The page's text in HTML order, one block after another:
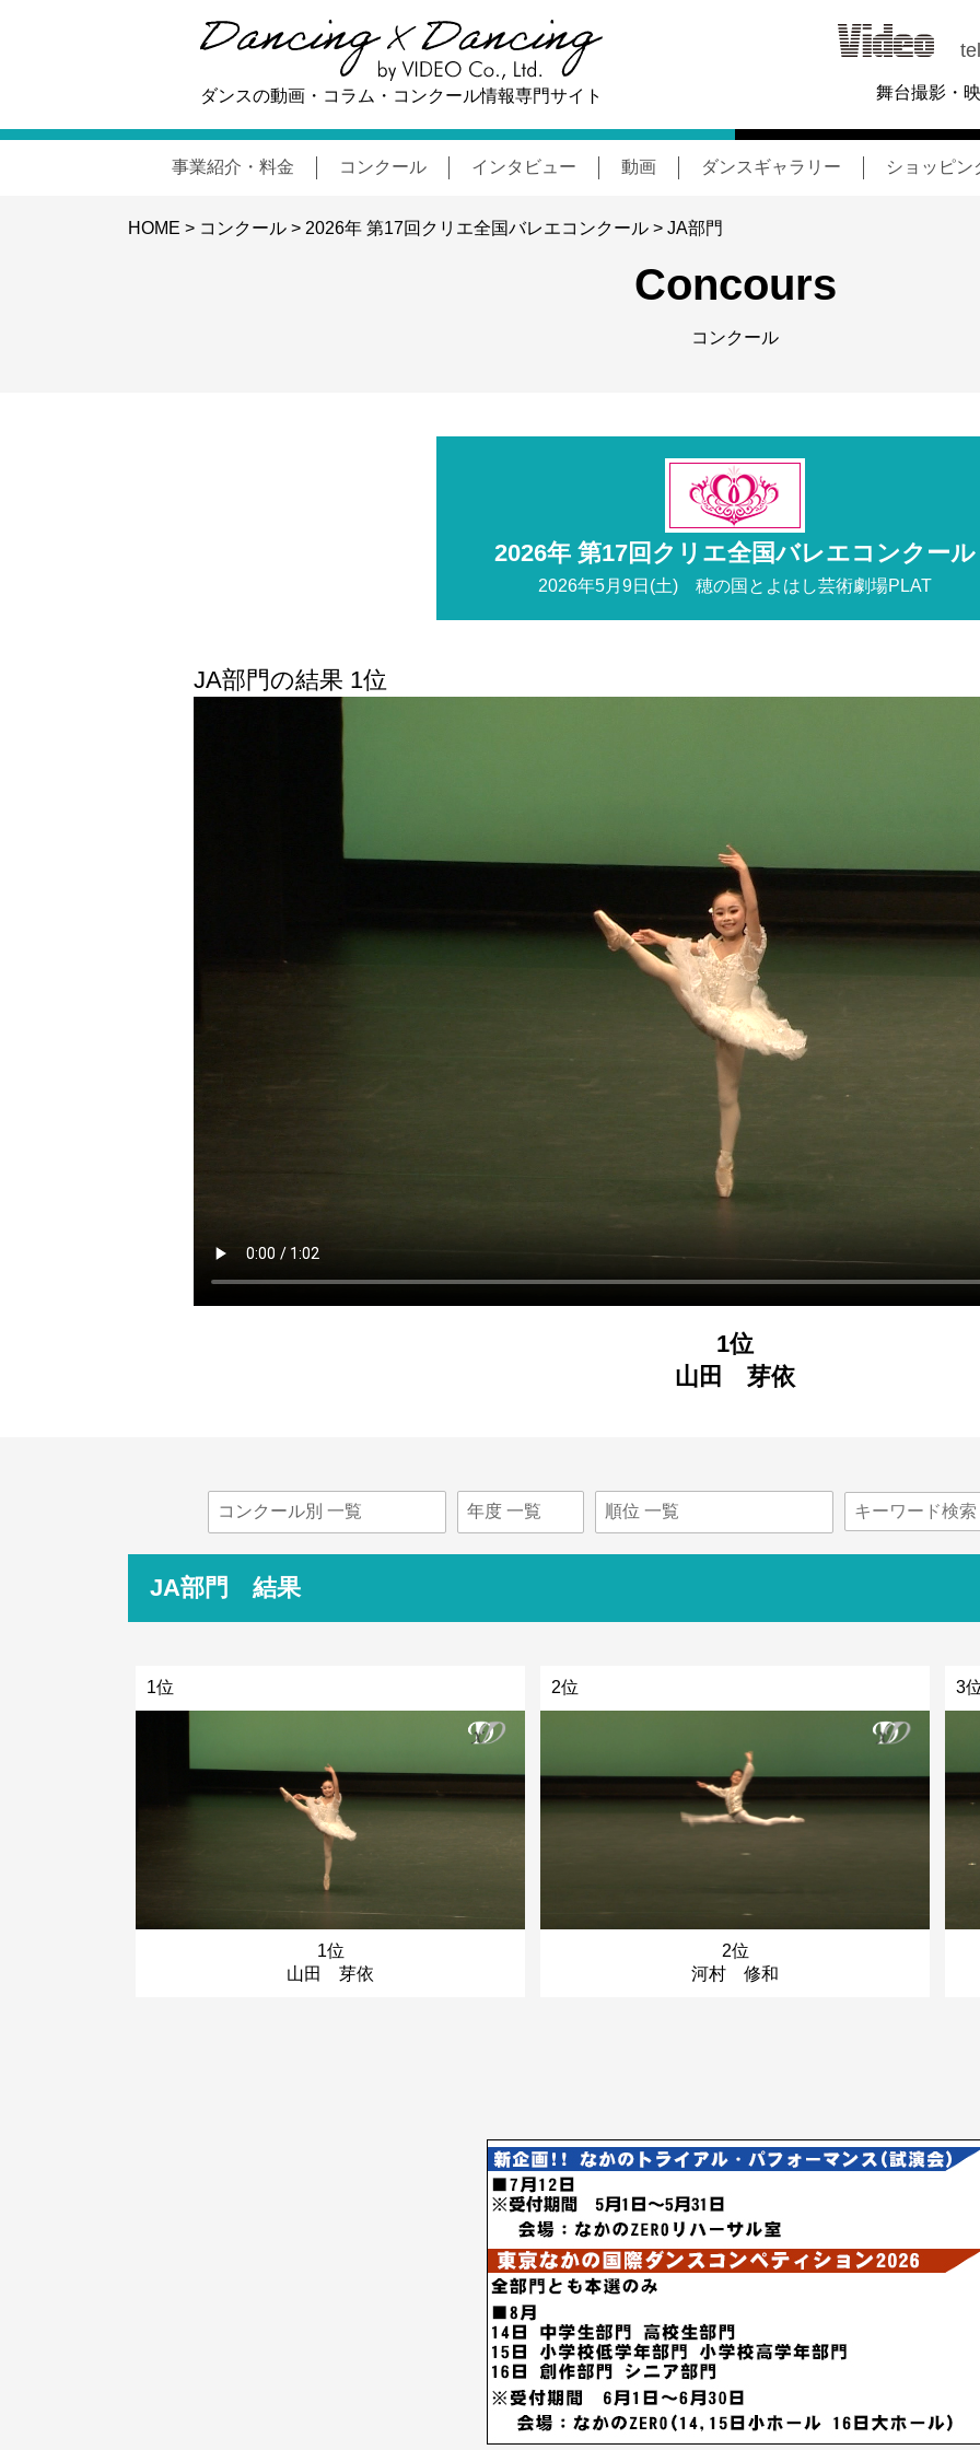
ダンスの動画・コラム・コンクール情報専門サイト 舞台撮影・
事業紹介・料金 コンクール インタビュー 動画 ダンスギャラリー ショッピン
HOME > コンクール > 2026年 第17回クリエ全国バレエコンクール > JA部門
Concours
コンクール
2026年 第17回クリエ全国バレエコンクール
2026年5月9日(土) 穂の国とよはし芸術劇場PLAT
JA部門の結果 1位
1位
山田 芽依
JA部門 結果
1位
1位
山田 芽依
2位
2位
河村 修和
3